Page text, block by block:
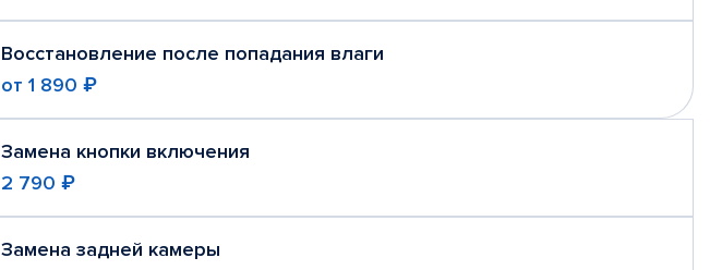
Восстановление после попадания влаги
от 1 890 ₽
Замена кнопки включения
2 790 ₽
Замена задней камеры